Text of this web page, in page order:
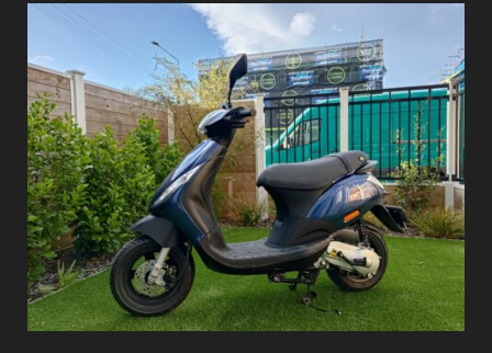
VESPA
LX
50
2T